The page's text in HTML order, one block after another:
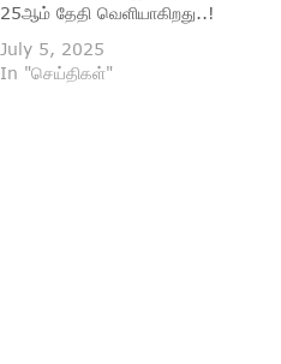
25ஆம் தேதி வெளியாகிறது..!
July 5, 2025
In "செய்திகள்"